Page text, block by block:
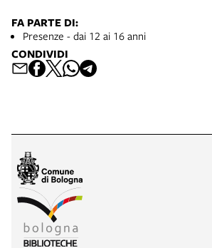
FA PARTE DI:
Presenze - dai 12 ai 16 anni
CONDIVIDI